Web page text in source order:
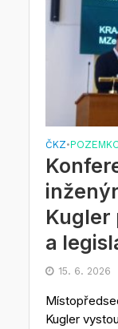
ČKZ•
Kugler
a
15. 6. 2026
Kugler